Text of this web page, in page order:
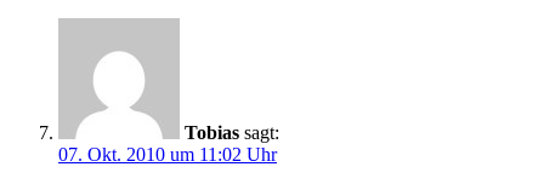
Tobias sagt:
07. Okt. 2010 um 11:02 Uhr